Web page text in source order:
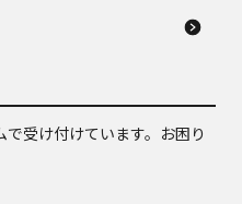
受け付けています。お困り